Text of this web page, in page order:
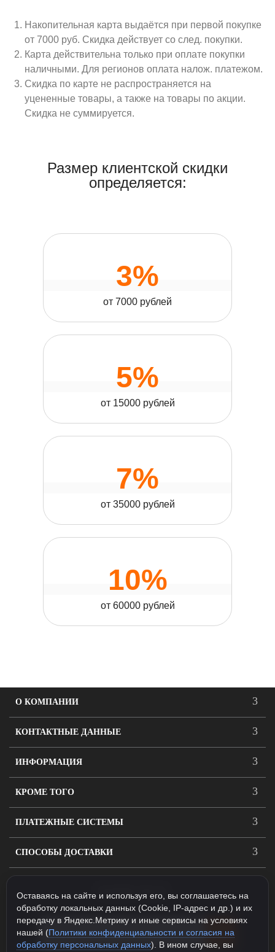
Накопительная карта выдаётся при первой покупке
от 7000 руб. Скидка действует со след. покупки.
Карта действительна только при оплате покупки
наличными. Для регионов оплата налож. платежом.
Скидка по карте не распространяется на
уцененные товары, а также на товары по акции.
Скидка не суммируется.
Размер клиентской скидки
определяется:
3%
от 7000 рублей
5%
от 15000 рублей
7%
от 35000 рублей
10%
от 60000 рублей
О КОМПАНИИ
КОНТАКТНЫЕ ДАННЫЕ
ИНФОРМАЦИЯ
КРОМЕ ТОГО
ПЛАТЕЖНЫЕ СИСТЕМЫ
СПОСОБЫ ДОСТАВКИ
Оставаясь на сайте и используя его, вы соглашаетесь на
обработку локальных данных (Cookie, IP-адрес и др.) и их
передачу в Яндекс.Метрику и иные сервисы на условиях
нашей (Политики конфиденциальности и согласия на
обработку персональных данных). В ином случае, вы